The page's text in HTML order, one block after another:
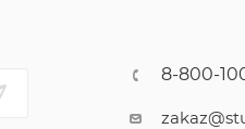
8-800-